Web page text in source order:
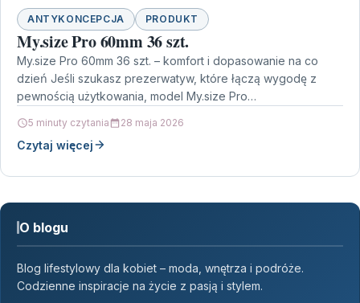
ANTYKONCEPCJA PRODUKT
My.size Pro 60mm 36 szt.
My.size Pro 60mm 36 szt. – komfort i dopasowanie na co
dzień Jeśli szukasz prezerwatyw, które łączą wygodę z
pewnością użytkowania, model My.size Pro…
5 minuty czytania 28 maja 2026
Czytaj więcej
O blogu
Blog lifestylowy dla kobiet – moda, wnętrza i podróże.
Codzienne inspiracje na życie z pasją i stylem.